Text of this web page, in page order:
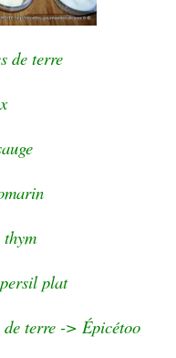
de terre
plat
de terre -> Épicétoo